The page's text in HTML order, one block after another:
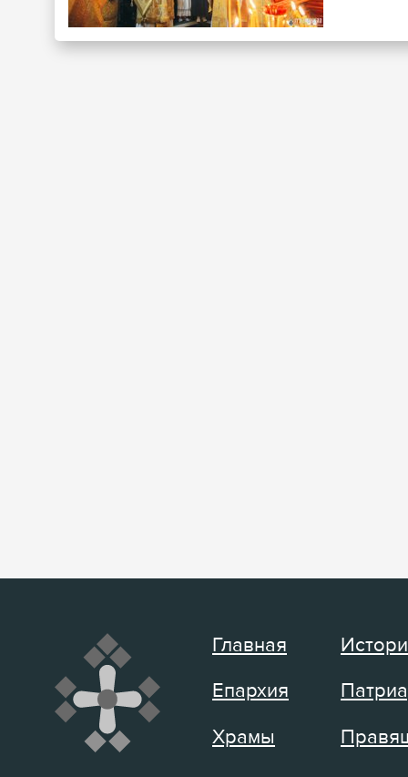
Главная
Епархия
Храмы